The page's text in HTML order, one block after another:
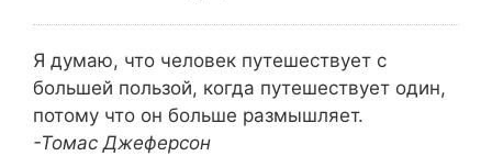
Я думаю, что человек путешествует с
большей пользой, когда путешествует один,
потому что он больше размышляет.
-Томас Джеферсон